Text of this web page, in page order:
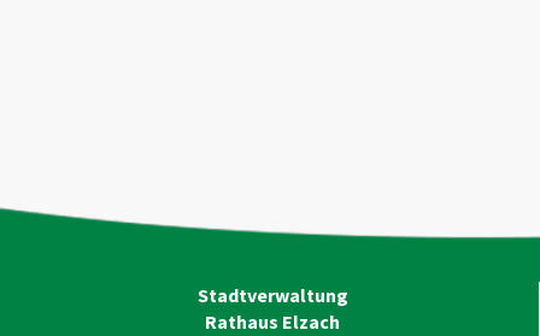
Stadtverwaltung
Rathaus Elzach